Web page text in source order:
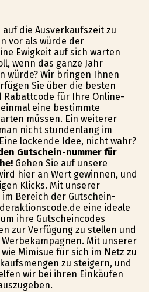
die Ausverkaufszeit zu
vor als würde der
Ewigkeit auf sich warten
wenn das ganze Jahr
würde? Wir bringen Ihnen
Sie über die besten
Rabattcode für Ihre Online-
eine bestimmte
müssen. Ein weiterer
nicht stundenlang im
lockende Idee, nicht wahr?
Gutschein-nummer für
Gehen Sie auf unsere
hier an Wert gewinnen, und
Klicks. Mit unserer
Bereich der Gutschein-
eine ideale
ihre Gutscheincodes
zur Verfügung zu stellen und
Mit unserer
Mimisue für sich im Netz zu
zu steigern, und
wir bei ihren Einkäufen